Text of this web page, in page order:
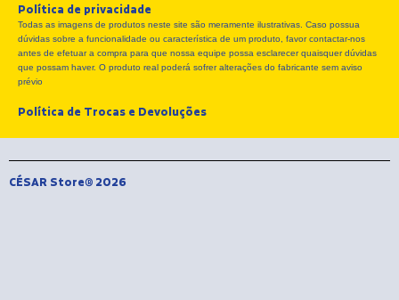
b
o
o
k
i
t
t
e
a
g
r
a
Política de privacidade
Todas as imagens de produtos neste site são meramente ilustrativas. Caso possua
dúvidas sobre a funcionalidade ou característica de um produto, favor contactar-nos
antes de efetuar a compra para que nossa equipe possa esclarecer quaisquer dúvidas
que possam haver. O produto real poderá sofrer alterações do fabricante sem aviso
prévio
Política de Trocas e Devoluções
CÉSAR Store® 2026